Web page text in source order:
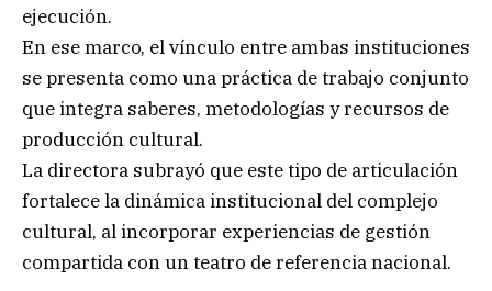
ejecución.
En ese marco, el vínculo entre ambas instituciones
se presenta como una práctica de trabajo conjunto
que integra saberes, metodologías y recursos de
producción cultural.
La directora subrayó que este tipo de articulación
fortalece la dinámica institucional del complejo
cultural, al incorporar experiencias de gestión
compartida con un teatro de referencia nacional.